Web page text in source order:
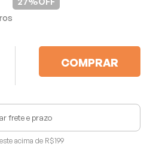
COMPRAR
acima de R$199